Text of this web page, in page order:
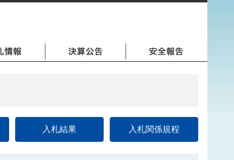
入札結果 入札関係規程